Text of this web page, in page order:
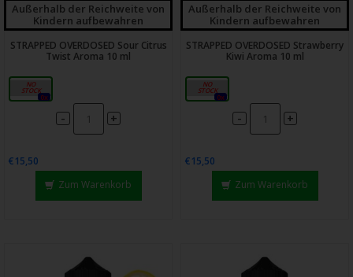
Außerhalb der Reichweite von
Kindern aufbewahren
STRAPPED OVERDOSED Sour Citrus
Twist Aroma 10 ml
10ml
0x
- +
€15,50
Zum Warenkorb
Außerhalb der Reichweite von
Kindern aufbewahren
STRAPPED OVERDOSED Strawberry
Kiwi Aroma 10 ml
10ml
0x
- +
€15,50
Zum Warenkorb